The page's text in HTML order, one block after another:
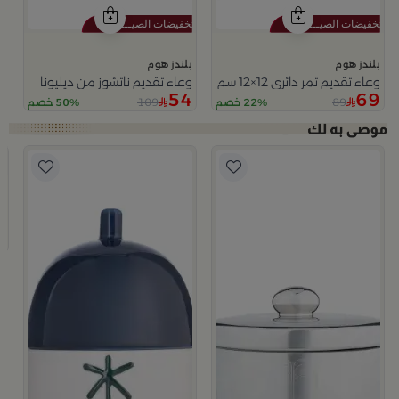
بلندز هوم
وعاء تقديم تمر دائري 12×12 سم أبيض وأزرق من الخزف الحجري بغطاء من أزوريا
69
89 22% خصم
بلندز هوم
وعاء تقديم ناتشوز من ديليونا
54
109 50% خصم